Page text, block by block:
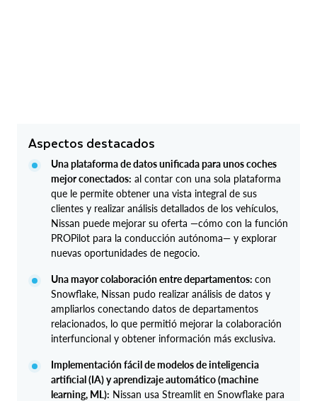
Aspectos destacados
Una plataforma de datos unificada para unos coches
mejor conectados: al contar con una sola plataforma
que le permite obtener una vista integral de sus
clientes y realizar análisis detallados de los vehículos,
Nissan puede mejorar su oferta —cómo con la función
PROPilot para la conducción autónoma— y explorar
nuevas oportunidades de negocio.
Una mayor colaboración entre departamentos: con
Snowflake, Nissan pudo realizar análisis de datos y
ampliarlos conectando datos de departamentos
relacionados, lo que permitió mejorar la colaboración
interfuncional y obtener información más exclusiva.
Implementación fácil de modelos de inteligencia
artificial (IA) y aprendizaje automático (machine
learning, ML): Nissan usa Streamlit en Snowflake para